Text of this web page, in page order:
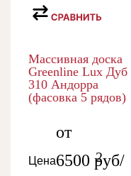
Массивная доска
Greenline Lux Дуб
310 Андорра
(фасовка 5 рядов)
Цена
от
6500 руб/
2